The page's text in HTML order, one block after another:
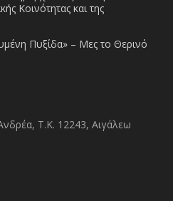
Κοινότητας και της
Πυξίδα» – Μες το Θερινό
Τ.Κ. 12243, Αιγάλεω